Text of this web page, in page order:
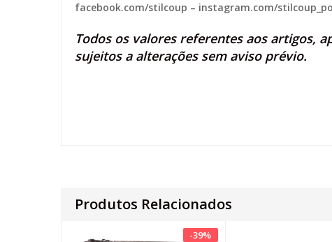
facebook.com/stilcoup – instagram.com/
Todos os valores referentes aos artigos,
sujeitos a alterações sem aviso prévio.
Produtos Relacionados
-39%